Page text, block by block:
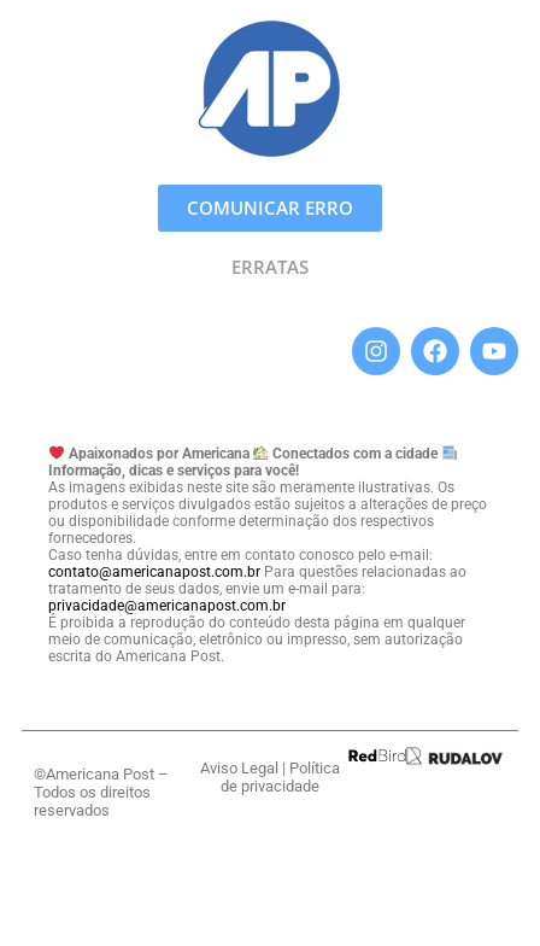
COMUNICAR ERRO
ERRATAS
Apaixonados por Americana
Conectados com a cidade
Informação, dicas e serviços para você!
As imagens exibidas neste site são meramente ilustrativas. Os
produtos e serviços divulgados estão sujeitos a alterações de preço
ou disponibilidade conforme determinação dos respectivos
fornecedores.
Caso tenha dúvidas, entre em contato conosco pelo e-mail:
contato@americanapost.com.br Para questões relacionadas ao
tratamento de seus dados, envie um e-mail para:
privacidade@americanapost.com.br
É proibida a reprodução do conteúdo desta página em qualquer
meio de comunicação, eletrônico ou impresso, sem autorização
escrita do Americana Post.
©Americana Post –
Todos os direitos
reservados
Aviso Legal | Política
de privacidade